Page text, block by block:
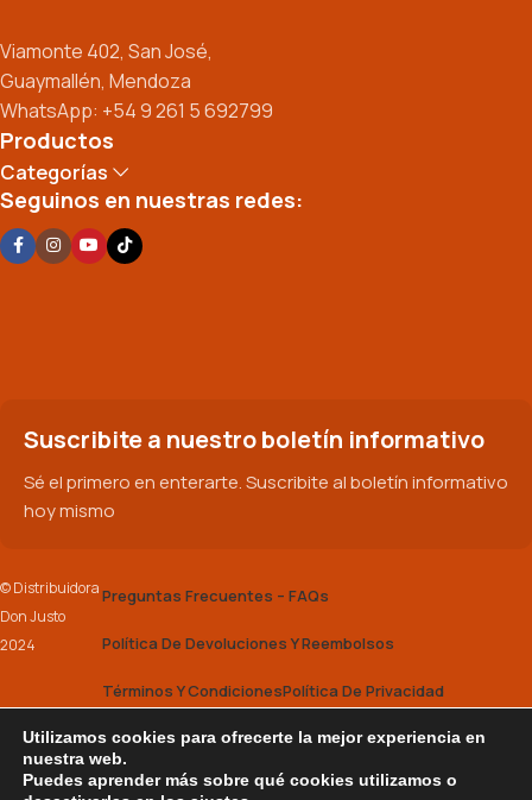
Viamonte 402, San José,
Guaymallén, Mendoza
WhatsApp: +54 9 261 5 692799
Productos
Categorías
Seguinos en nuestras redes:
Suscribite a nuestro boletín informativo
Sé el primero en enterarte. Suscribite al boletín informativo
hoy mismo
© Distribuidora
Don Justo
2024
Preguntas Frecuentes – FAQs
Política De Devoluciones Y Reembolsos
Términos Y CondicionesPolítica De Privacidad
2025 Don Justo | Powered by Tenacity
Utilizamos cookies para ofrecerte la mejor experiencia en
nuestra web.
Puedes aprender más sobre qué cookies utilizamos o